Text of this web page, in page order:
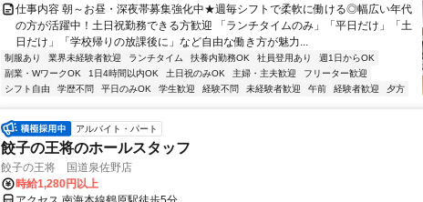
仕事内容 朝～お昼・深夜帯募集強化中★週毎シフトで柔軟に働ける◎幅広い年代
の方が活躍中！土日祝勤務できる方歓迎 「ランチタイムのみ」「平日だけ」「土
日だけ」「学校帰りの放課後に」など自由な働き方が魅力...
制服あり 業界未経験者歓迎 ランチタイム 扶養内勤務OK 社員登用あり
週1日からOK
副業・WワークOK
1日4時間以内OK 土日祝のみOK 主婦・主夫歓迎
フリーター歓迎
シフト自由
学歴不問 平日のみOK 学生歓迎 経験不問 未経験者歓迎 午前 経験者歓迎 夕方
アルバイト・パート
餃子の王将のホールスタッフ
餃子の王将 国道泉佐野店
時給1,280円以上